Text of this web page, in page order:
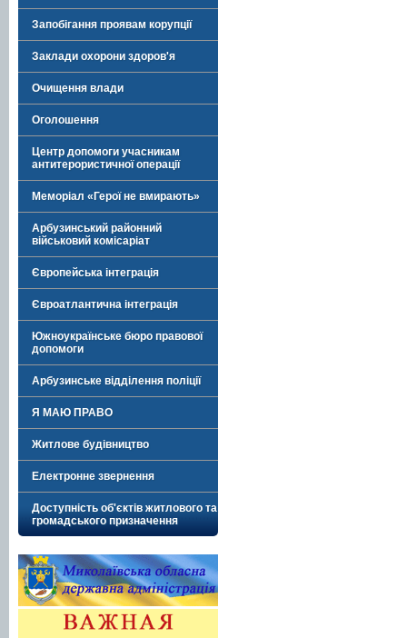
Запобігання проявам корупції
Заклади охорони здоров'я
Очищення влади
Оголошення
Центр допомоги учасникам
антитерористичної операції
Меморіал «Герої не вмирають»
Арбузинський районний
військовий комісаріат
Європейська інтеграція
Євроатлантична інтеграція
Южноукраїнське бюро правової
допомоги
Арбузинське відділення поліції
Я МАЮ ПРАВО
Житлове будівництво
Електронне звернення
Доступність об'єктів житлового та
громадського призначення